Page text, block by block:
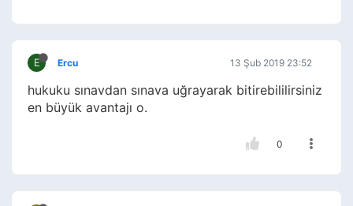
E Ercu 13 Şub 2019 23:52
hukuku sınavdan sınava uğrayarak bitirebililirsiniz
en büyük avantajı o.
0